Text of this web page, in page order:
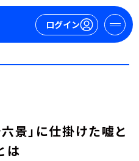
ログイン
景」に仕掛けた嘘と
は